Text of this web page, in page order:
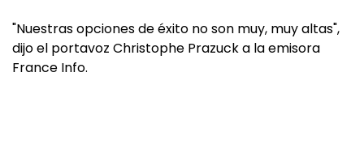
"Nuestras opciones de éxito no son muy, muy altas",
dijo el portavoz Christophe Prazuck a la emisora
France Info.